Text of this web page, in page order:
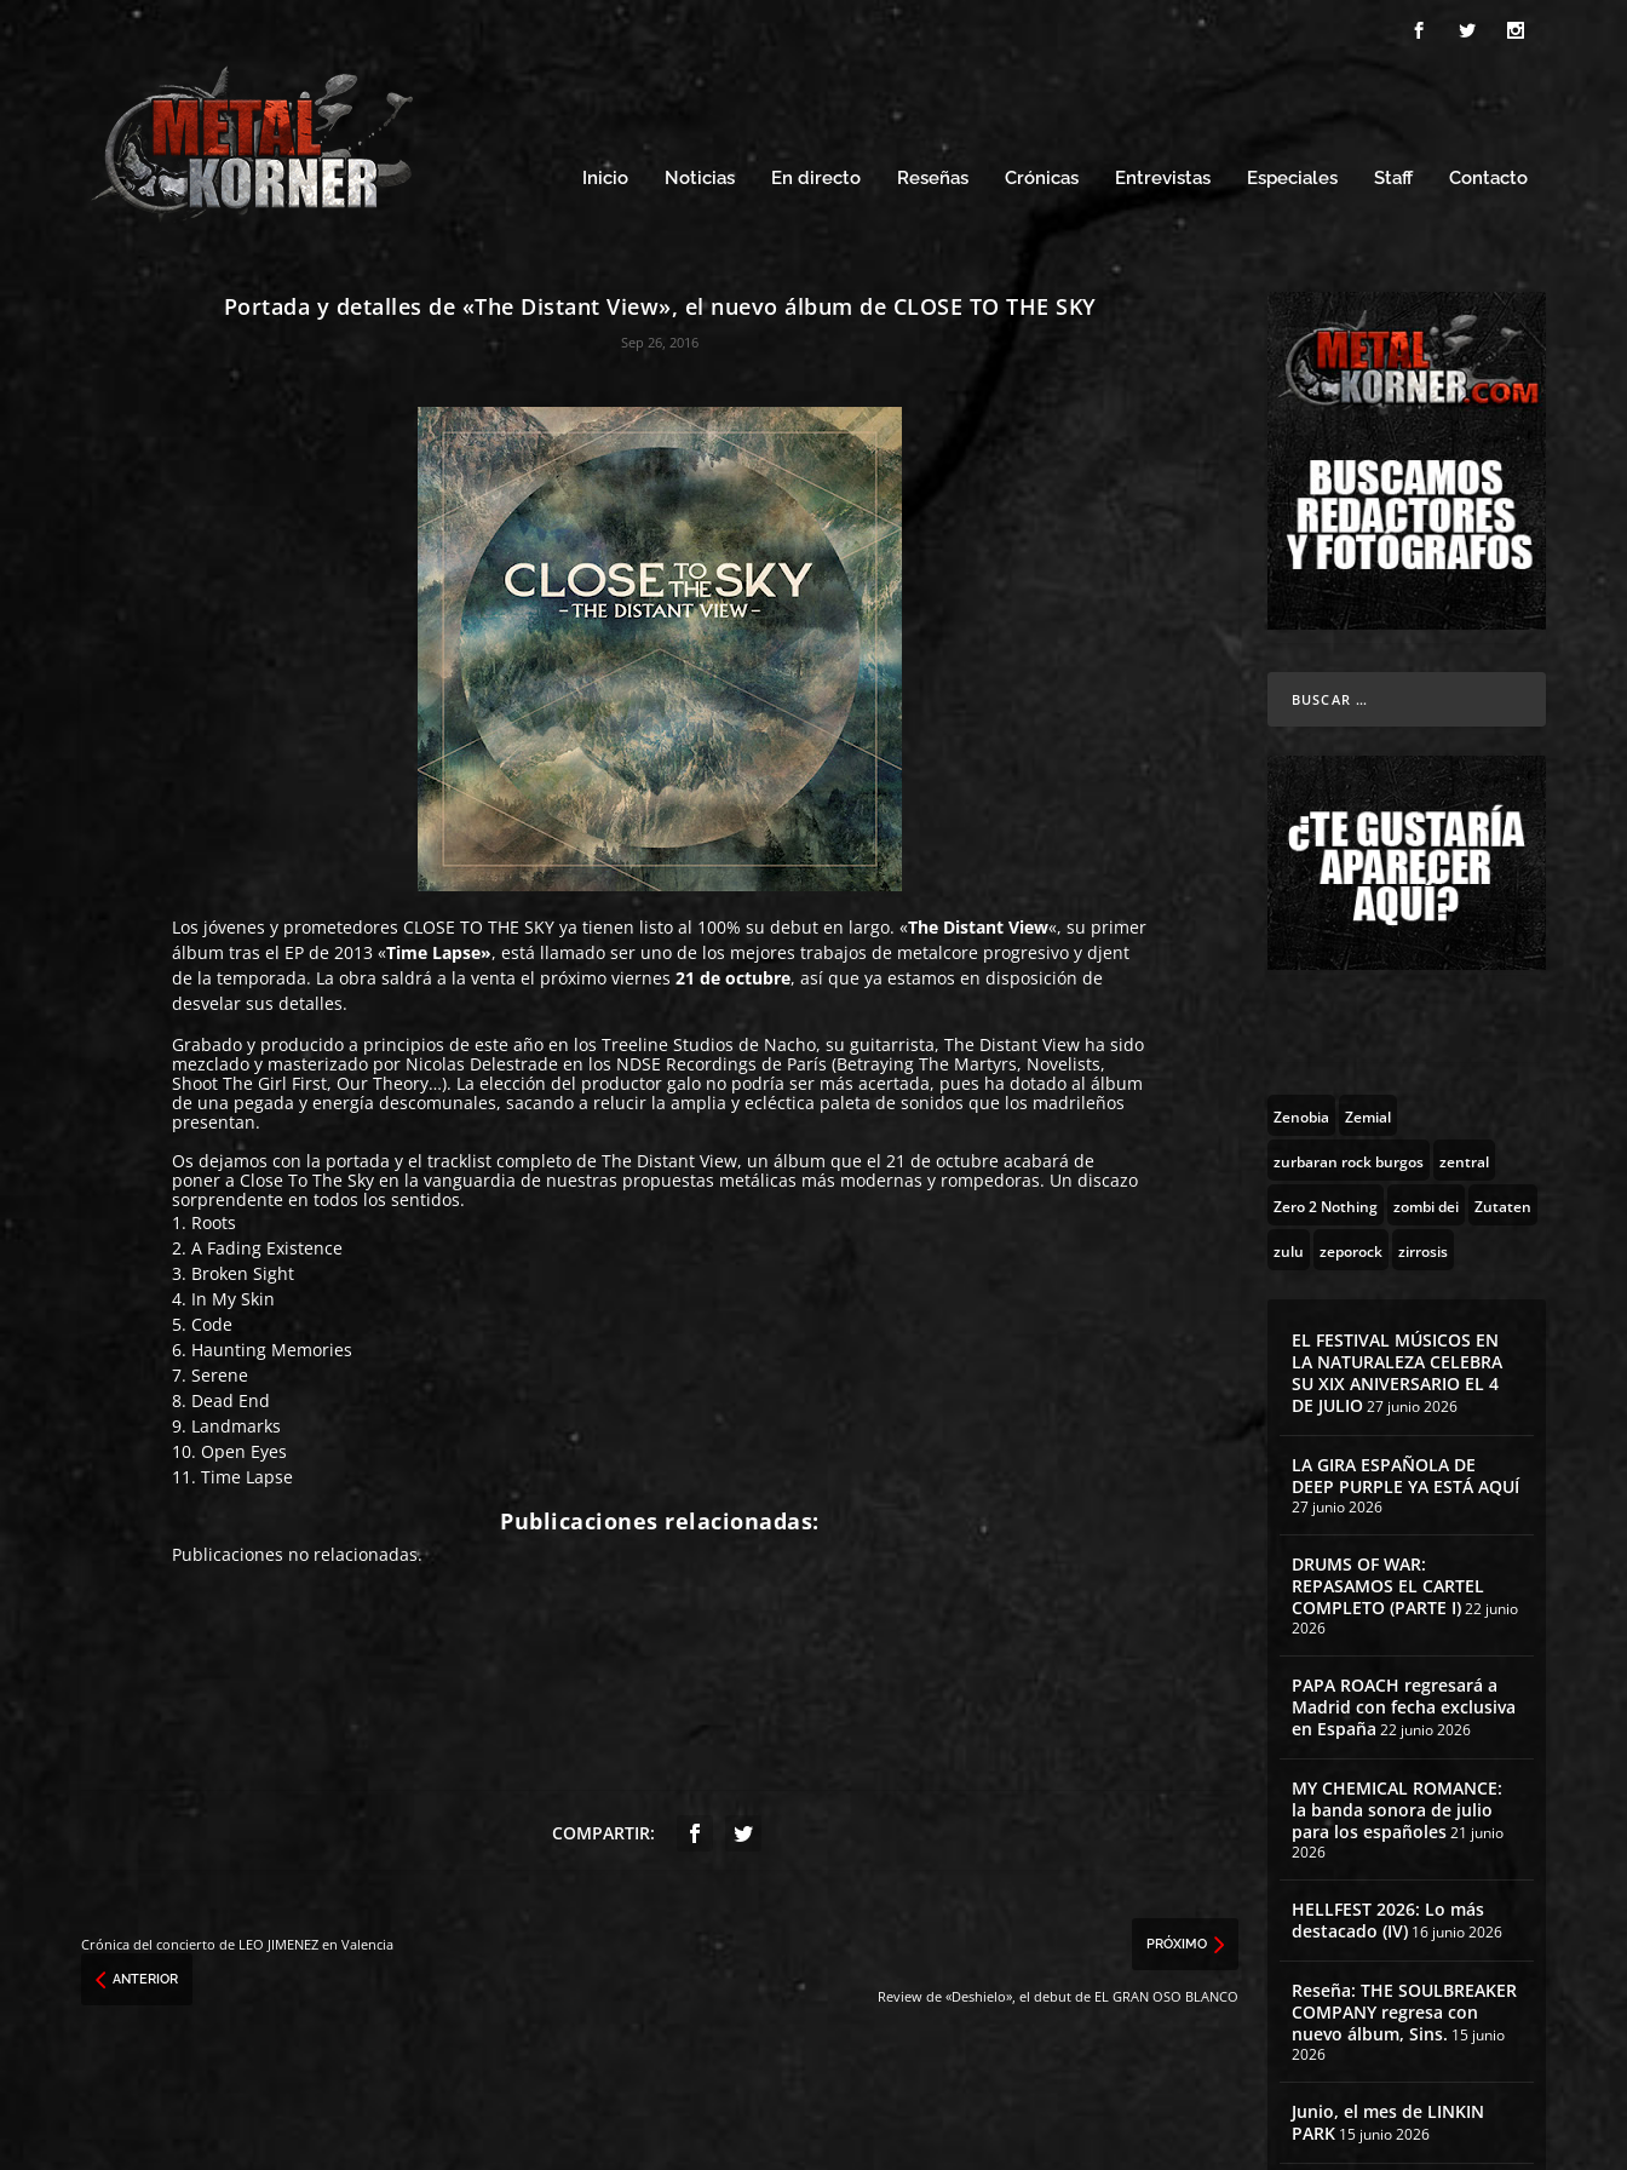
Inicio Noticias En directo Reseñas Crónicas Entrevistas Especiales Staff Contacto
Portada y detalles de «The Distant View», el nuevo álbum de CLOSE TO THE SKY
Sep 26, 2016
Los jóvenes y prometedoresCLOSE TO THE SKY ya tienen listo al 100% su debut en largo. «The Distant View«, su primer
álbum tras el EP de 2013 «Time Lapse», está llamado ser uno de los mejores trabajos de metalcore progresivo y djent
de la temporada. La obra saldrá a la venta el próximo viernes21 de octubre, así que ya estamos en disposición de
desvelar sus detalles.
Grabado y producido a principios de este año en losTreeline Studios de Nacho, su guitarrista, The Distant View ha sido
mezclado y masterizado por Nicolas Delestrade en los NDSE Recordings de París (Betraying The Martyrs, Novelists,
Shoot The Girl First, Our Theory…). La elección del productor galo no podría ser más acertada, pues ha dotado al álbum
de una pegada y energía descomunales, sacando a relucir la amplia y ecléctica paleta de sonidos que los madrileños
presentan.
Os dejamos con la portada y el tracklist completo de The Distant View, un álbum que el 21 de octubre acabará de
poner a Close To The Sky en la vanguardia de nuestras propuestas metálicas más modernas y rompedoras. Un discazo
sorprendente en todos los sentidos.
1. Roots
2. A Fading Existence
3. Broken Sight
4. In My Skin
5. Code
6. Haunting Memories
7. Serene
8. Dead End
9. Landmarks
10. Open Eyes
11. Time Lapse
Publicaciones relacionadas:
Publicaciones no relacionadas.
COMPARTIR:
Crónica del concierto de LEO JIMENEZ en Valencia
ANTERIOR
PRÓXIMO
Review de «Deshielo», el debut de EL GRAN OSO BLANCO
Zenobia Zemial
zurbaran rock burgos zentral
Zero 2 Nothing zombi dei Zutaten
zulu zeporock zirrosis
EL FESTIVAL MÚSICOS EN
LA NATURALEZA CELEBRA
SU XIX ANIVERSARIO EL 4
DE JULIO27 junio 2026
LA GIRA ESPAÑOLA DE
DEEP PURPLE YA ESTÁ AQUÍ
27 junio 2026
DRUMS OF WAR:
REPASAMOS EL CARTEL
COMPLETO (PARTE I)22 junio
2026
PAPA ROACH regresará a
Madrid con fecha exclusiva
en España 22 junio 2026
MY CHEMICAL ROMANCE:
la banda sonora de julio
para los españoles21 junio
2026
HELLFEST 2026: Lo más
destacado (IV) 16 junio 2026
Reseña: THE SOULBREAKER
COMPANY regresa con
nuevo álbum, Sins. 15 junio
2026
Junio, el mes de LINKIN
PARK 15 junio 2026